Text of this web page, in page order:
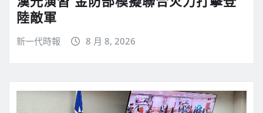
陸敵軍
新一代時報 8 月 8, 2026